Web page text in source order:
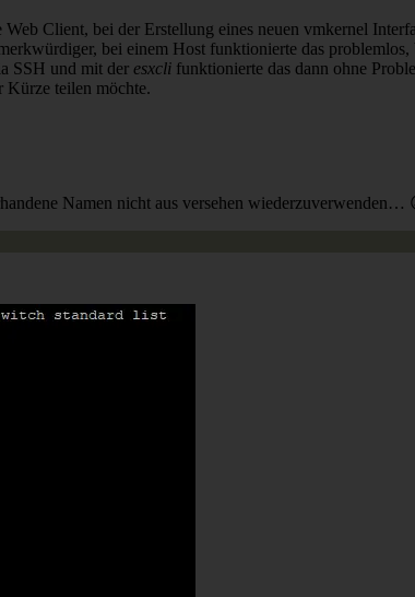
Client, bei der Erstellung eines neuen vmkernel
bei einem Host funktionierte das
SSH und mit der esxcli funktionierte das dann ohne
Kürze teilen möchte.
Namen nicht aus versehen wiederzuverwenden…